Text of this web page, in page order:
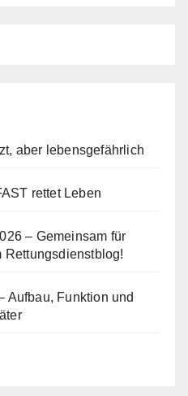
aber lebensgefährlich
rettet Leben
– Gemeinsam für
Rettungsdienstblog!
Aufbau, Funktion und